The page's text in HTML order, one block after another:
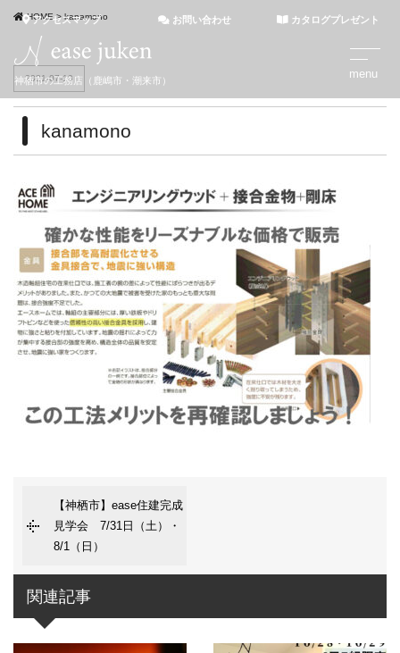
神栖市の工務店（鹿嶋市・潮来市）
アクセスマップ お問い合わせ カタログプレゼント
HOME>kanamono
2021-07-19
kanamono
【神栖市】ease住建完成
見学会 7/31日（土）・
8/1（日）
関連記事